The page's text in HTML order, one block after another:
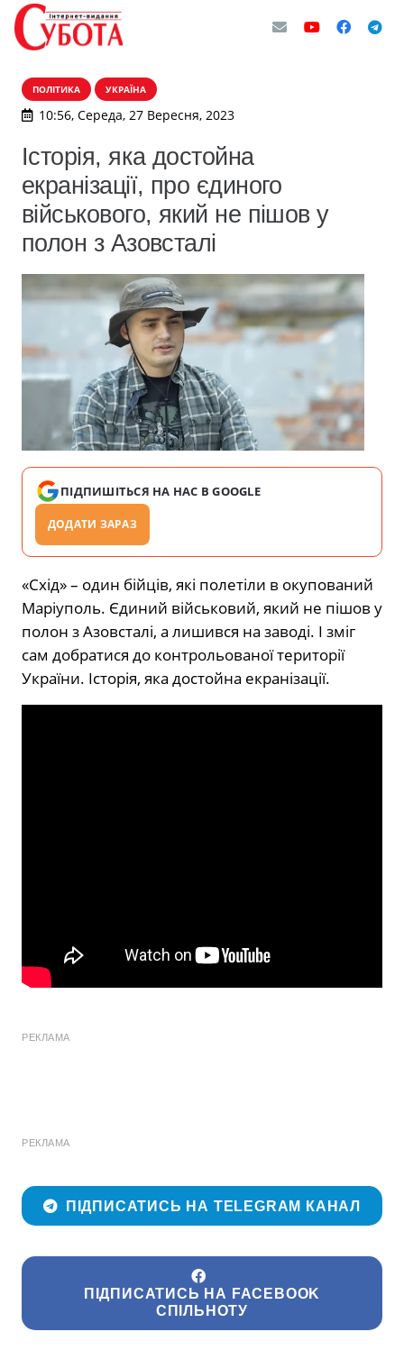
ПОЛІТИКА УКРАЇНА
10:56, Середа, 27 Вересня, 2023
Історія, яка достойна
екранізації, про єдиного
військового, який не пішов у
полон з Азовсталі
ПІДПИШІТЬСЯ НА НАС В GOOGLE
ДОДАТИ ЗАРАЗ
«Схід» – один бійців, які полетіли в окупований
Маріуполь. Єдиний військовий, який не пішов у
полон з Азовсталі, а лишився на заводі. І зміг
сам добратися до контрольованої території
України. Історія, яка достойна екранізації.
РЕКЛАМА
РЕКЛАМА
ПІДПИСАТИСЬ НА TELEGRAM КАНАЛ
ПІДПИСАТИСЬ НА FACEBOOK
СПІЛЬНОТУ